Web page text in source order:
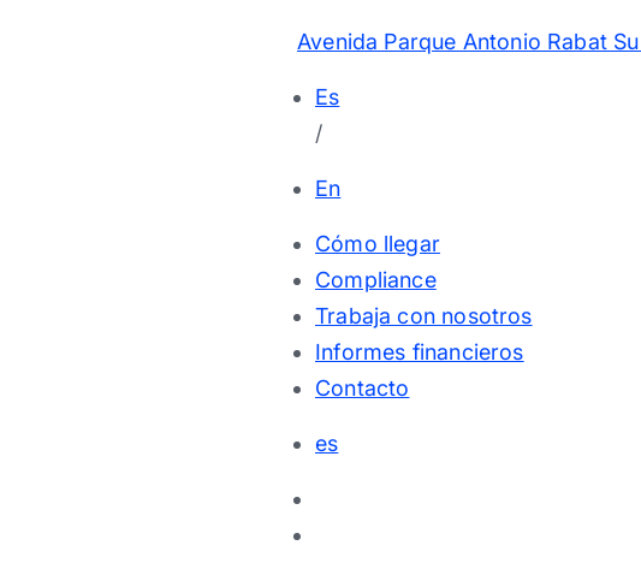
Avenida Parque Antonio Rabat
Es
/
En
Cómo llegar
Compliance
Trabaja con nosotros
Informes financieros
Contacto
es